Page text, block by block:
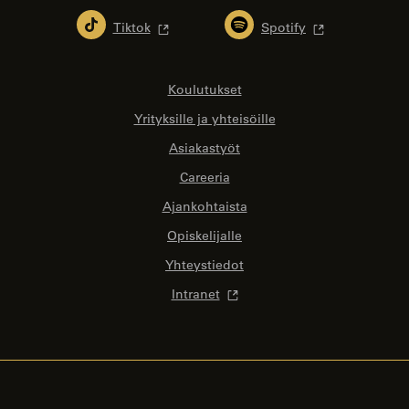
Tiktok Spotify
Koulutukset
Yrityksille ja yhteisöille
Asiakastyöt
Careeria
Ajankohtaista
Opiskelijalle
Yhteystiedot
Intranet